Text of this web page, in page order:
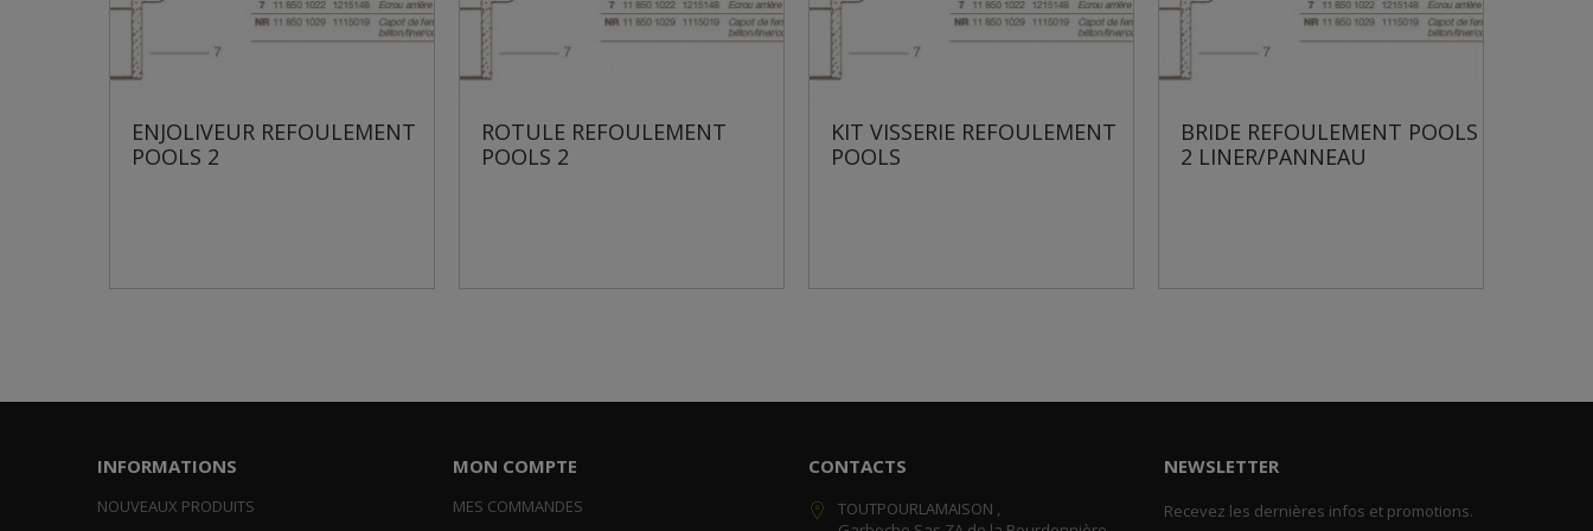
ENJOLIVEUR REFOULEMENT
POOLS 2
ROTULE REFOULEMENT
POOLS 2
KIT VISSERIE REFOULEMENT
POOLS
BRIDE REFOULEMENT POOLS
2 LINER/PANNEAU
JOINT DE
INFORMATIONS
NOUVEAUX PRODUITS
MON COMPTE
MES COMMANDES
CONTACTS
TOUTPOURLAMAISON ,
NEWSLETTER
Recevez les dernières infos et promotions.